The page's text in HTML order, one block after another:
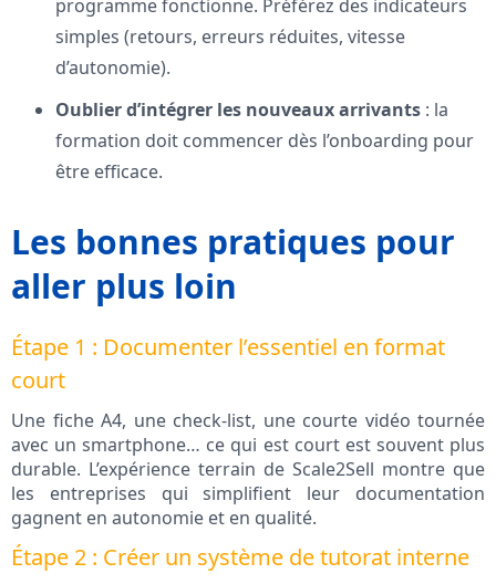
programme fonctionne. Préférez des indicateurs
simples (retours, erreurs réduites, vitesse
d’autonomie).
Oublier d’intégrer les nouveaux arrivants : la
formation doit commencer dès l’onboarding pour
être efficace.
Les bonnes pratiques pour
aller plus loin
Étape 1 : Documenter l’essentiel en format
court
Une fiche A4, une check-list, une courte vidéo tournée
avec un smartphone… ce qui est court est souvent plus
durable. L’expérience terrain de Scale2Sell montre que
les entreprises qui simplifient leur documentation
gagnent en autonomie et en qualité.
Étape 2 : Créer un système de tutorat interne